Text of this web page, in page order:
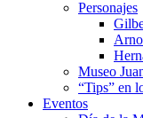
Personajes
Museo
“Tips” en
Eventos